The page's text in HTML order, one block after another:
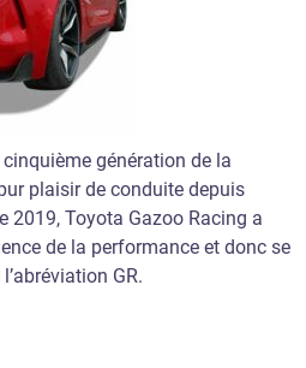
génération de la
plaisir de conduite depuis
2019, Toyota Gazoo Racing a
de la performance et donc se
GR.